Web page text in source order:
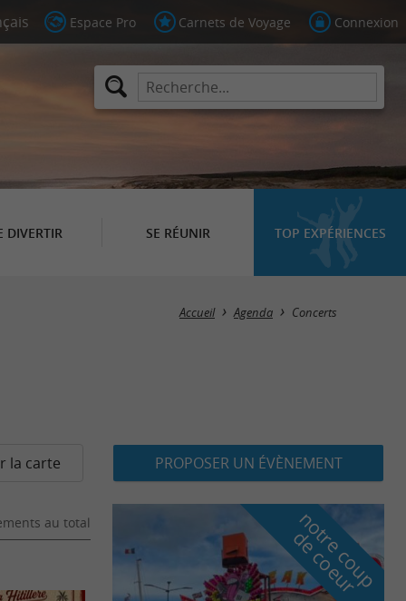
Espace Pro Carnets de Voyage Connexion
DIVERTIR SE RÉUNIR TOP EXPÉRIENCES
Masquer la carte
Accueil Agenda Concerts
la carte
au total
PROPOSER UN ÉVÈNEMENT
n
o
t
r
e
c
o
u
p
d
e
c
o
e
u
r